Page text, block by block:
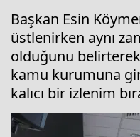
Başkan Esin
üstlenirken aynı
olduğunu
kamu kurumuna
kalıcı bir izlenim